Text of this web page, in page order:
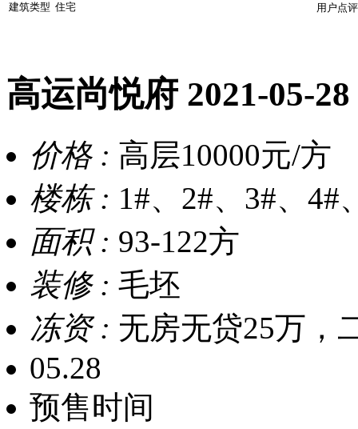
建筑类型 住宅 用户点评
高运尚悦府 2021-05-28
价格 : 高层10000元/方
楼栋 : 1#、2#、3#、4#
面积 : 93-122方
装修 : 毛坯
冻资 : 无房无贷25万，
05.28
预售时间